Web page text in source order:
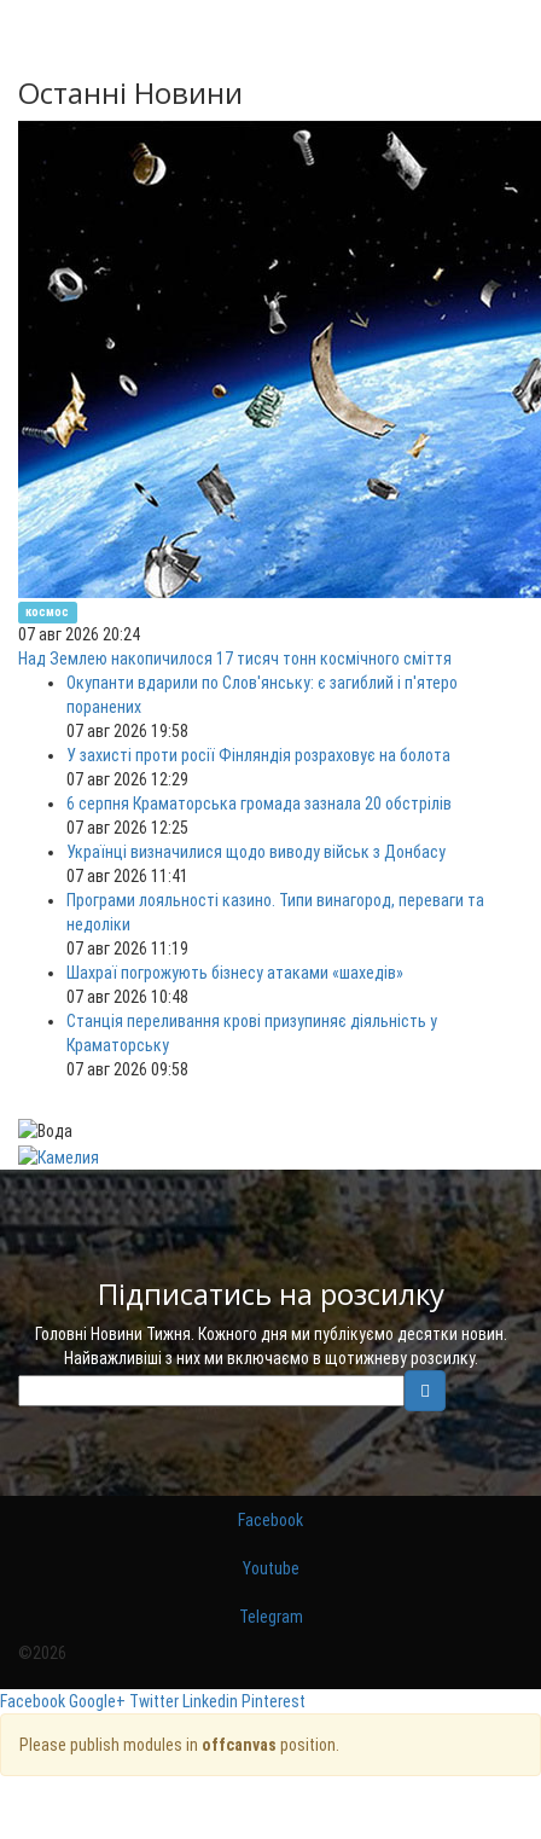
Останні Новини
космос
07 авг 2026 20:24
Над Землею накопичилося 17 тисяч тонн космічного сміття
Окупанти вдарили по Слов'янську: є загиблий і п'ятеро
поранених
07 авг 2026 19:58
У захисті проти росії Фінляндія розраховує на болота
07 авг 2026 12:29
6 серпня Краматорська громада зазнала 20 обстрілів
07 авг 2026 12:25
Українці визначилися щодо виводу військ з Донбасу
07 авг 2026 11:41
Програми лояльності казино. Типи винагород, переваги та
недоліки
07 авг 2026 11:19
Шахраї погрожують бізнесу атаками «шахедів»
07 авг 2026 10:48
Станція переливання крові призупиняє діяльність у
Краматорську
07 авг 2026 09:58
Підписатись на розсилку
Головні Новини Тижня. Кожного дня ми публікуємо десятки новин.
Найважливіші з них ми включаємо в щотижневу розсилку.
Facebook
Youtube
Telegram
©2026
FacebookGoogle+ TwitterLinkedin Pinterest
Please publish modules in offcanvas position.